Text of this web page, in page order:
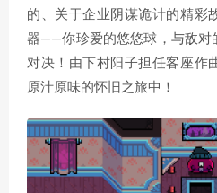
的、关于企业阴谋诡计的精彩
器——你珍爱的悠悠球，与敌对
对决！由下村阳子担任客座作
原汁原味的怀旧之旅中！